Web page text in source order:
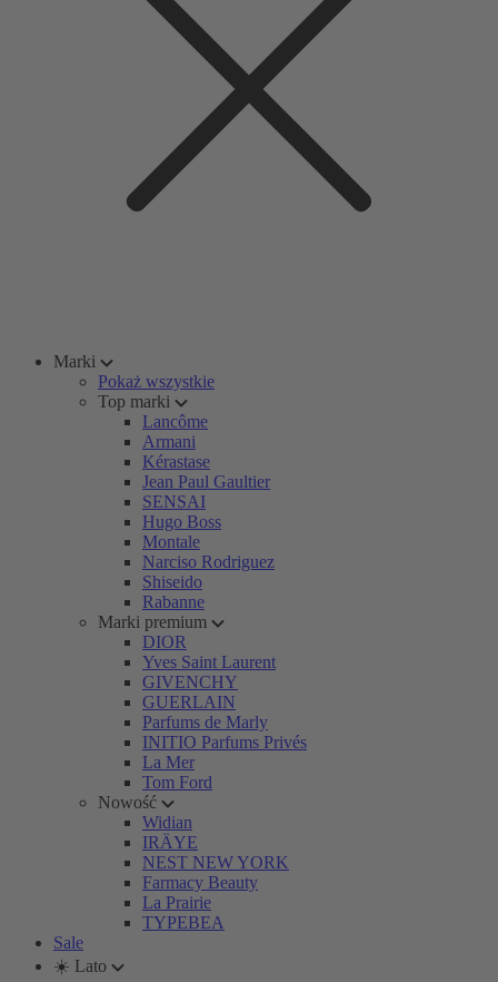
Marki
Pokaż wszystkie
Top marki
Lancôme
Armani
Kérastase
Jean Paul Gaultier
SENSAI
Hugo Boss
Montale
Narciso Rodriguez
Shiseido
Rabanne
Marki premium
DIOR
Yves Saint Laurent
GIVENCHY
GUERLAIN
Parfums de Marly
INITIO Parfums Privés
La Mer
Tom Ford
Nowość
Widian
IRÄYE
NEST NEW YORK
Farmacy Beauty
La Prairie
TYPEBEA
Sale
☀️ Lato